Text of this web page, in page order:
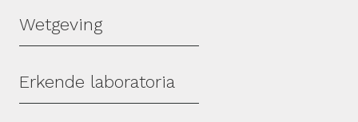
Wetgeving
Erkende laboratoria